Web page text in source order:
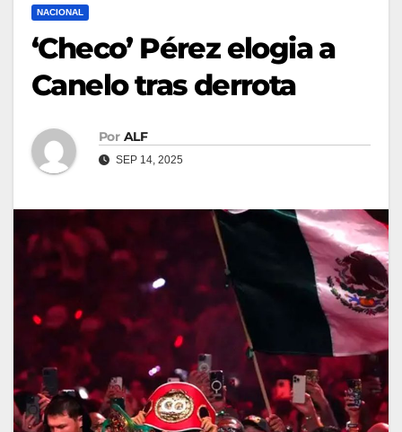
NACIONAL
‘Checo’ Pérez elogia a
Canelo tras derrota
Por ALF
SEP 14, 2025